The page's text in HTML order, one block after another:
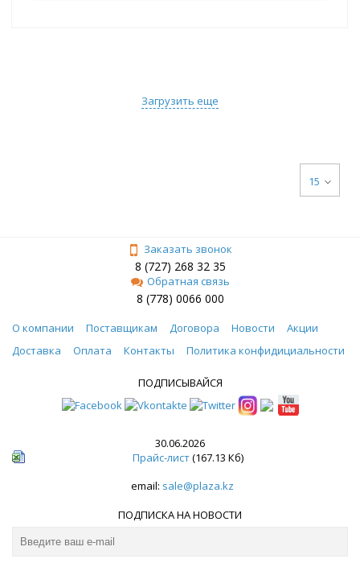
Загрузить еще
15
Заказать звонок
8 (727) 268 32 35
Обратная связь
8 (778) 0066 000
О компании Поставщикам Договора Новости
Акции
Доставка
Оплата Контакты Политика конфидициальности
ПОДПИСЫВАЙСЯ
30.06.2026
Прайс-лист(167.13 Кб)
email: sale@plaza.kz
ПОДПИСКА НА НОВОСТИ